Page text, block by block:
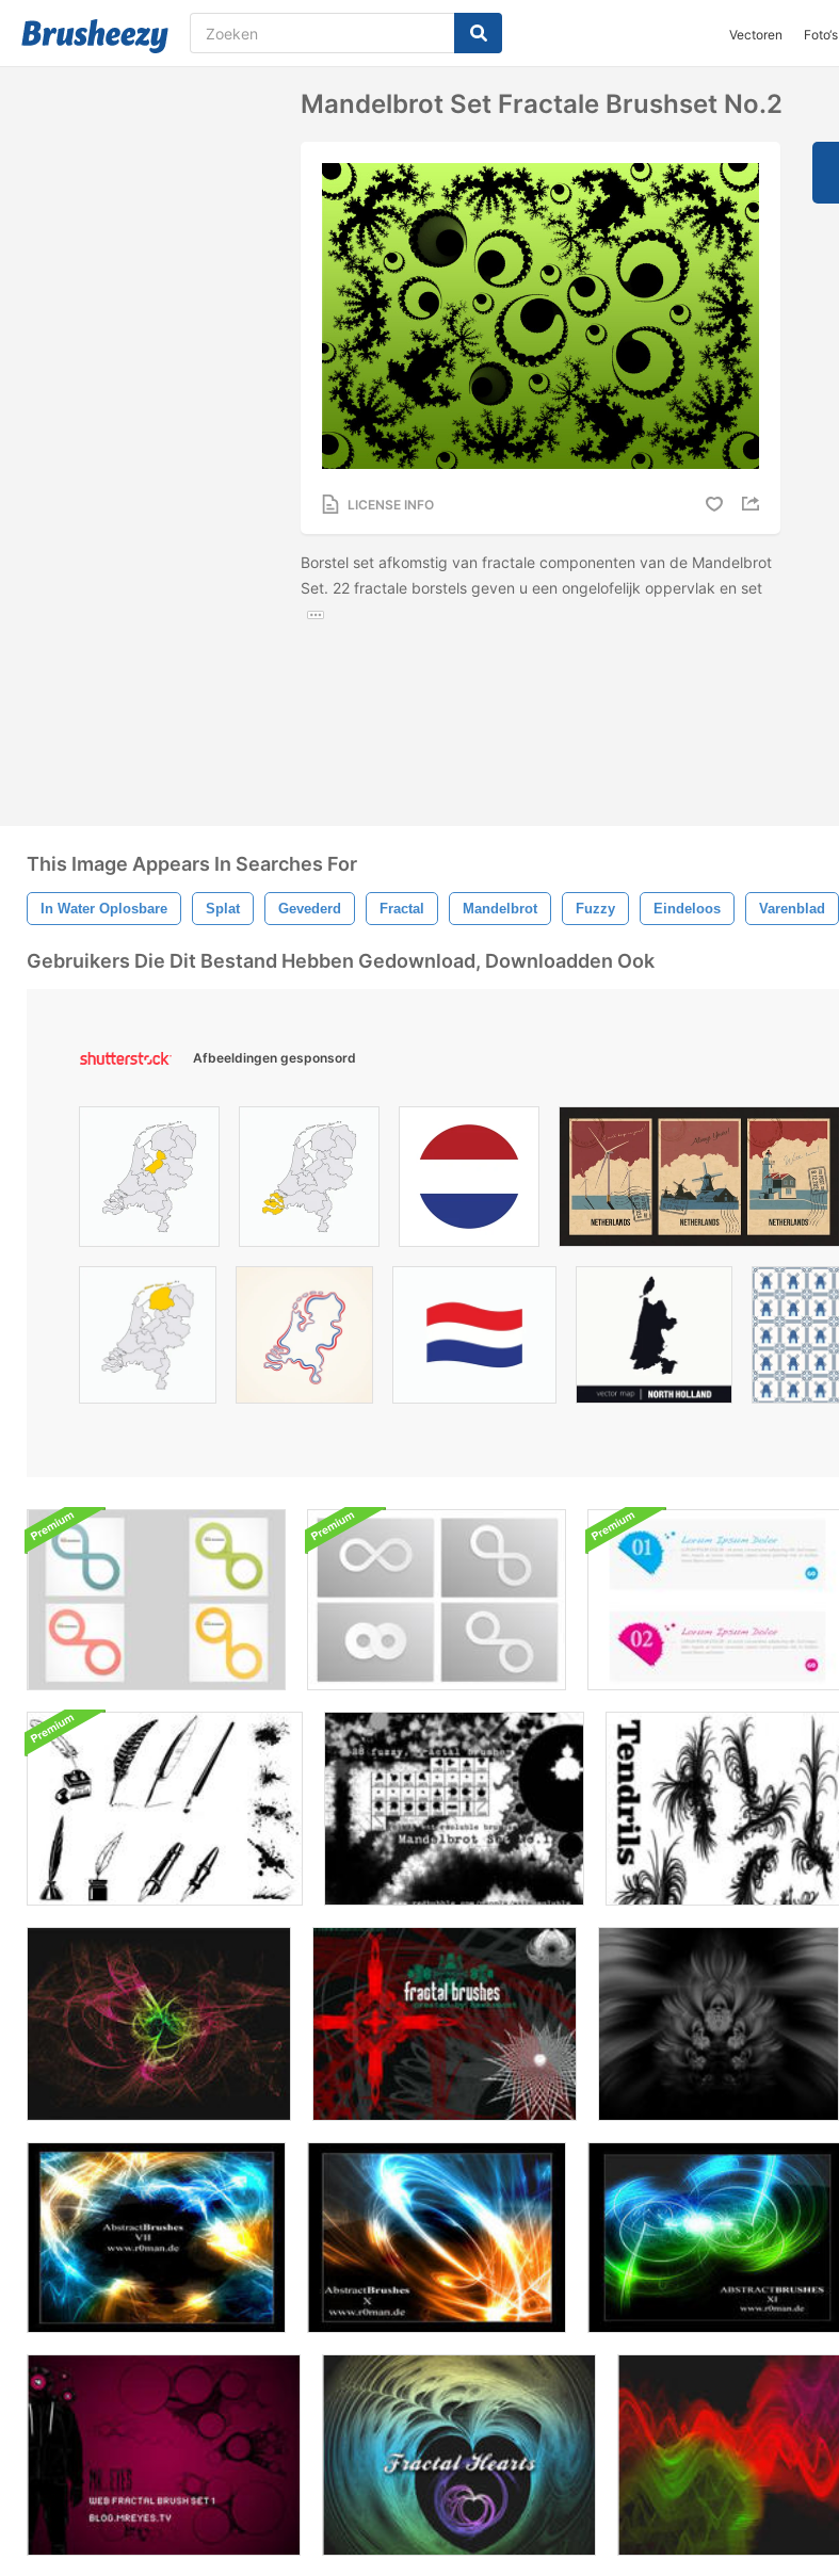
Vectoren Foto‘s
Mandelbrot Set Fractale Brushset No.2
LICENSE INFO
Borstel set afkomstig van fractale componenten van de Mandelbrot
Set. 22 fractale borstels geven u een ongelofelijk oppervlak en set
This Image Appears In Searches For
In Water Oplosbare Splat Gevederd Fractal Mandelbrot Fuzzy Eindeloos Varenblad
Gebruikers Die Dit Bestand Hebben Gedownload, Downloadden Ook
Afbeeldingen gesponsord